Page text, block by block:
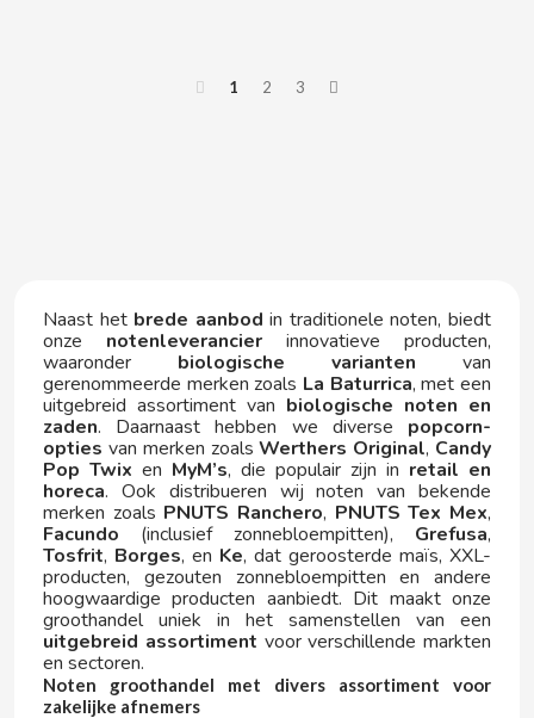
ENERYETI
ESTRELLA GALICIA
F
FACUNDO
FANTA
1 2 3
Naast het brede aanbod in traditionele noten, biedt
onze notenleverancier innovatieve producten,
waaronder biologische varianten van
gerenommeerde merken zoals La Baturrica, met een
uitgebreid assortiment van biologische noten en
zaden. Daarnaast hebben we diverse popcorn-
opties van merken zoalsWerthers Original, Candy
Pop Twix en MyM’s, die populair zijn in retail en
horeca. Ook distribueren wij noten van bekende
merken zoals PNUTS Ranchero, PNUTS Tex Mex,
Facundo (inclusief zonnebloempitten), Grefusa,
Tosfrit, Borges, en Ke, dat geroosterde maïs, XXL-
producten, gezouten zonnebloempitten en andere
hoogwaardige producten aanbiedt. Dit maakt onze
groothandel uniek in het samenstellen van een
uitgebreid assortiment voor verschillende markten
en sectoren.
Noten groothandel met divers assortiment voor
zakelijke afnemers